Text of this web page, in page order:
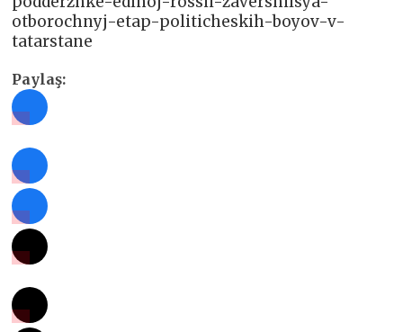
otborochnyj-etap-politicheskih-boyov-v-
tatarstane
Paylaş: